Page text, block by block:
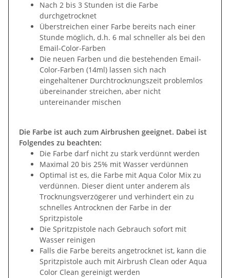
Nach 2 bis 3 Stunden ist die Farbe
durchgetrocknet
Überstreichen einer Farbe bereits nach einer
Stunde möglich, d.h. 6 mal schneller als bei den
Email-Color-Farben
Die neuen Farben und die bestehenden Email-
Color-Farben (14ml) lassen sich nach
eingehaltener Durchtrocknungszeit problemlos
übereinander streichen, aber nicht
untereinander mischen
Die Farbe ist auch zum Airbrushen geeignet. Dabei ist
Folgendes zu beachten:
Die Farbe darf nicht zu stark verdünnt werden
Maximal 20 bis 25% mit Wasser verdünnen
Optimal ist es, die Farbe mit Aqua Color Mix zu
verdünnen. Dieser dient unter anderem als
Trocknungsverzögerer und verhindert ein zu
schnelles Antrocknen der Farbe in der
Spritzpistole
Die Spritzpistole nach Gebrauch sofort mit
Wasser reinigen
Falls die Farbe bereits angetrocknet ist, kann die
Spritzpistole auch mit Airbrush Clean oder Aqua
Color Clean gereinigt werden